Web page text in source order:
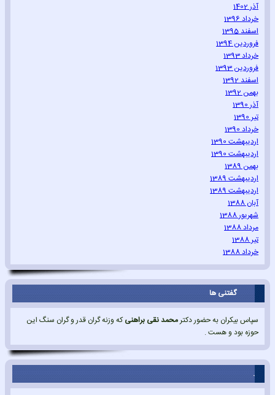
آذر 1402
خرداد 1396
اسفند 1395
فروردین 1394
خرداد 1393
فروردین 1393
اسفند 1392
بهمن 1392
آذر 1390
تیر 1390
خرداد 1390
اردیبهشت 1390
اردیبهشت 1390
بهمن 1389
اردیبهشت 1389
اردیبهشت 1389
آبان 1388
شهریور 1388
مرداد 1388
تیر 1388
خرداد 1388
گفتنی ها
سپاس بیکران به حضور دکترمحمد نقی براهنیکه وزنه گران قدر و گران سنگ این
حوزه بود و هست .
.